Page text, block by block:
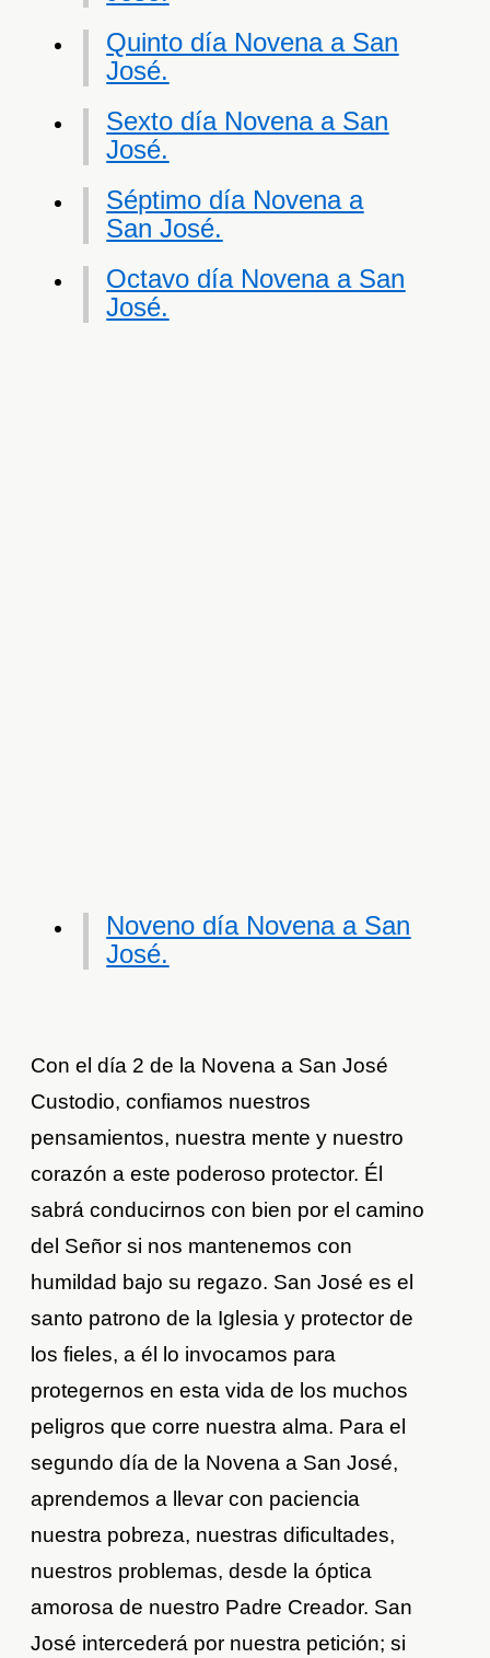
Quinto día Novena a San
José.
Sexto día Novena a San
José.
Séptimo día Novena a
San José.
Octavo día Novena a San
José.
Noveno día Novena a San
José.
Con el día 2 de la Novena a San José
Custodio, confiamos nuestros
pensamientos, nuestra mente y nuestro
corazón a este poderoso protector. Él
sabrá conducirnos con bien por el camino
del Señor si nos mantenemos con
humildad bajo su regazo. San José es el
santo patrono de la Iglesia y protector de
los fieles, a él lo invocamos para
protegernos en esta vida de los muchos
peligros que corre nuestra alma. Para el
segundo día de la Novena a San José,
aprendemos a llevar con paciencia
nuestra pobreza, nuestras dificultades,
nuestros problemas, desde la óptica
amorosa de nuestro Padre Creador. San
José intercederá por nuestra petición; si